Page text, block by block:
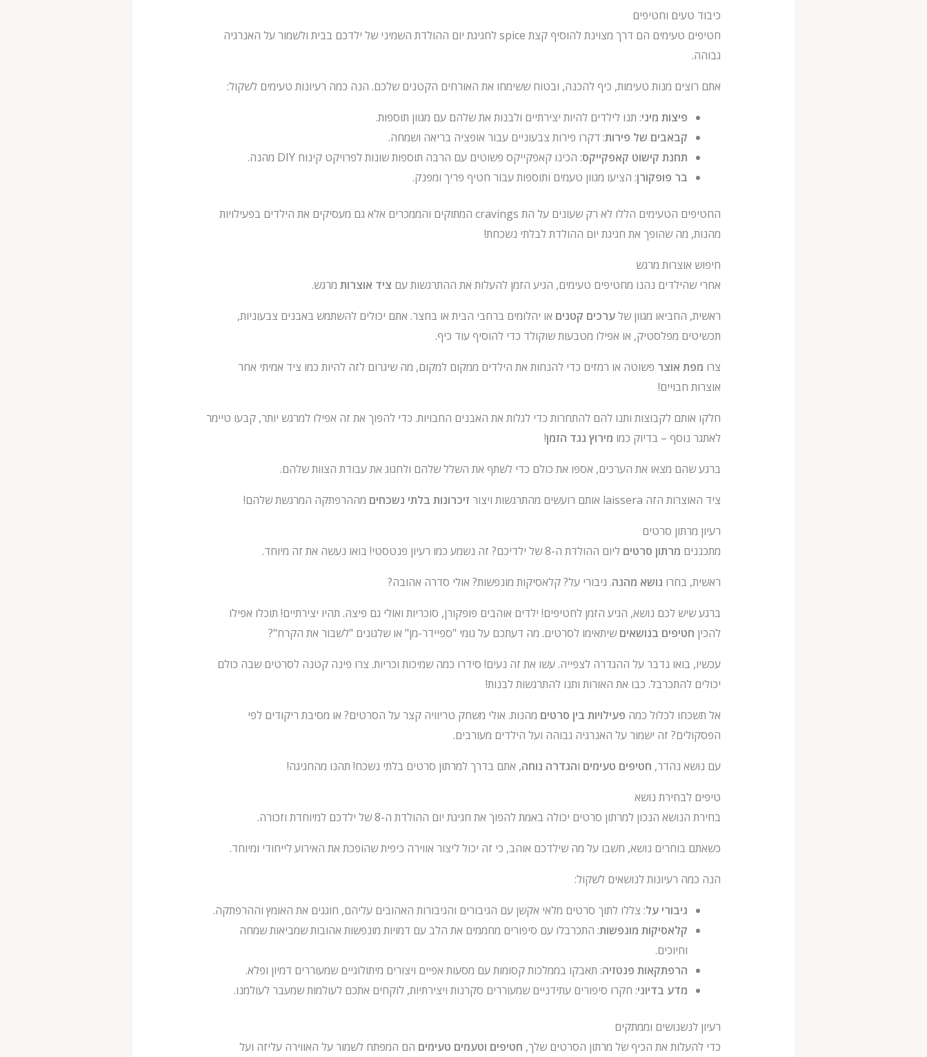
כיבוד טעים וחטיפים
חטיפים טעימים הם דרך מצוינת להוסיף קצת spice לחגיגת יום ההולדת השמיני של ילדכם בבית ולשמור על האנרגיה
גבוהה.
אתם רוצים מנות טעימות, כיף להכנה, ובטוח ששימחו את האורחים הקטנים שלכם. הנה כמה רעיונות טעימים לשקול:
פיצות מיני: תנו לילדים להיות יצירתיים ולבנות את שלהם עם מגוון תוספות.
קבאבים של פירות: דקרו פירות צבעוניים עבור אופציה בריאה ושמחה.
תחנת קישוט קאפקייקס: הכינו קאפקייקס פשוטים עם הרבה תוספות שונות לפרויקט קינוח DIY מהנה.
בר פופקורן: הציעו מגוון טעמים ותוספות עבור חטיף פריך ומפנק.
החטיפים הטעימים הללו לא רק שעונים על הת cravings המתוקים והממכרים אלא גם מעסיקים את הילדים בפעילויות
מהנות, מה שהופך את חגיגת יום ההולדת לבלתי נשכחת!
חיפוש אוצרות מרגש
אחרי שהילדים נהנו מחטיפים טעימים, הגיע הזמן להעלות את ההתרגשות עם ציד אוצרותמרגש.
ראשית, החביאו מגוון שלערכים קטנים או יהלומים ברחבי הבית או בחצר. אתם יכולים להשתמש באבנים צבעוניות,
תכשיטים מפלסטיק, או אפילו מטבעות שוקולד כדי להוסיף עוד כיף.
צרו מפת אוצר פשוטה או רמזים כדי להנחות את הילדים ממקום למקום, מה שיגרום לזה להיות כמו ציד אמיתי אחר
אוצרות חבויים!
חלקו אותם לקבוצות ותנו להם להתחרות כדי לגלות את האבנים החבויות. כדי להפוך את זה אפילו למרגש יותר, קבעו טיימר
לאתגר נוסף – בדיוק כמו מירוץ נגד הזמן!
ברגע שהם מצאו את הערכים, אספו את כולם כדי לשתף את השלל שלהם ולחגוג את עבודת הצוות שלהם.
ציד האוצרות הזה laissera אותם רועשים מהתרגשות ויצור זיכרונות בלתי נשכחים מההרפתקה המרגשת שלהם!
רעיון מרתון סרטים
מתכננים מרתון סרטים ליום ההולדת ה-8 של ילדיכם? זה נשמע כמו רעיון פנטסטי! בואו נעשה את זה מיוחד.
ראשית, בחרו נושא מהנה. גיבורי על? קלאסיקות מונפשות? אולי סדרה אהובה?
ברגע שיש לכם נושא, הגיע הזמן לחטיפים! ילדים אוהבים פופקורן, סוכריות ואולי גם פיצה. תהיו יצירתיים! תוכלו אפילו
להכין חטיפים בנושאים שיתאימו לסרטים. מה דעתכם על גומי "ספיידר-מן" או שלגונים "לשבור את הקרח"?
עכשיו, בואו נדבר על ההגדרה לצפייה. עשו את זה נעים! סידרו כמה שמיכות וכריות. צרו פינה קטנה לסרטים שבה כולם
יכולים להתכרבל. כבו את האורות ותנו להתרגשות לבנות!
אל תשכחו לכלול כמה פעילויות בין סרטים מהנות. אולי משחק טריוויה קצר על הסרטים? או מסיבת ריקודים לפי
הפסקולים? זה ישמור על האנרגיה גבוהה ועל הילדים מעורבים.
עם נושא נהדר, חטיפים טעימים והגדרה נוחה, אתם בדרך למרתון סרטים בלתי נשכח! תהנו מהחגיגה!
טיפים לבחירת נושא
בחירת הנושא הנכון למרתון סרטים יכולה באמת להפוך את חגיגת יום ההולדת ה-8 של ילדכם למיוחדת וזכורה.
כשאתם בוחרים נושא, חשבו על מה שילדכם אוהב, כי זה יכול ליצור אווירה כיפית שהופכת את האירוע לייחודי ומיוחד.
הנה כמה רעיונות לנושאים לשקול:
גיבורי על: צללו לתוך סרטים מלאי אקשן עם הגיבורים והגיבורות האהובים עליהם, חוגגים את האומץ וההרפתקה.
קלאסיקות מונפשות: התכרבלו עם סיפורים מחממים את הלב עם דמויות מונפשות אהובות שמביאות שמחה
וחיוכים.
הרפתקאות פנטזיה: תאבקו בממלכות קסומות עם מסעות אפיים ויצורים מיתולוגיים שמעוררים דמיון ופלא.
מדע בדיוני: חקרו סיפורים עתידניים שמעוררים סקרנות ויצירתיות, לוקחים אתכם לעולמות שמעבר לעולמנו.
רעיון לנשנושים וממתקים
כדי להעלות את הכיף של מרתון הסרטים שלך, חטיפים וטעמים טעימים הם המפתח לשמור על האווירה עליזה ועל